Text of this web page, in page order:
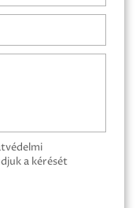
a kérését